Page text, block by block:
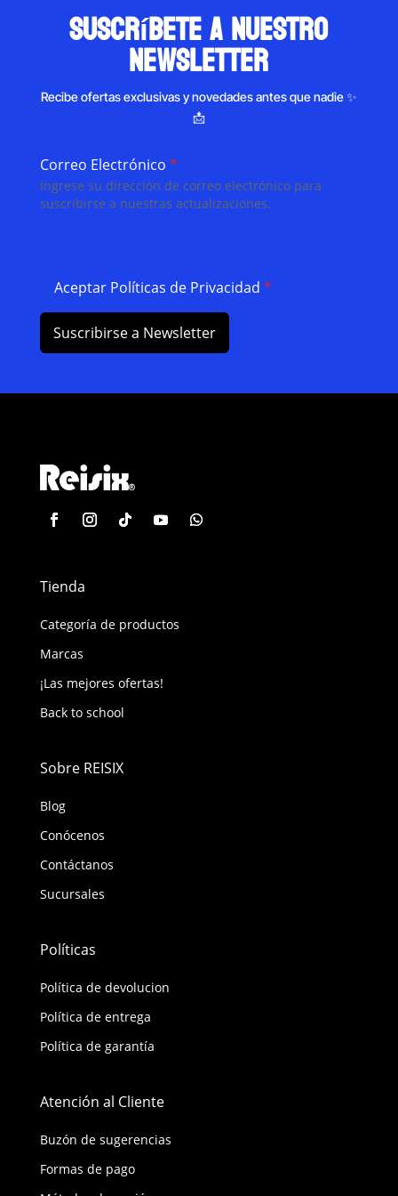
suscríbete a nuestro
newsletter
Recibe ofertas exclusivas y novedades antes que nadie ✨
📩
Correo Electrónico *
Ingrese su dirección de correo electrónico para
suscribirse a nuestras actualizaciones.
Aceptar Políticas de Privacidad *
Suscribirse a Newsletter
Tienda
Categoría de productos
Marcas
¡Las mejores ofertas!
Back to school
Sobre REISIX
Blog
Conócenos
Contáctanos
Sucursales
Políticas
Política de devolucion
Política de entrega
Política de garantía
Atención al Cliente
Buzón de sugerencias
Formas de pago